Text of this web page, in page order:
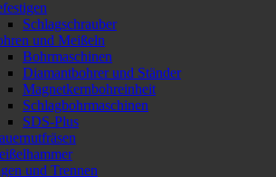
Schlagschrauber
und Meißeln
Bohrmaschinen
Diamantbohrer und Ständer
Magnetkernbohreinheit
Schlagbohrmaschinen
SDS-Plus
und Trennen